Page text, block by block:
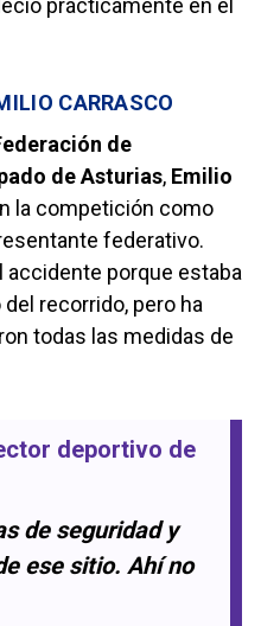
CARRASCO
de
de Asturias, Emilio
la competición como
federativo.
porque estaba
recorrido, pero ha
todas las medidas de
deportivo de
de seguridad y
ese sitio. Ahí no